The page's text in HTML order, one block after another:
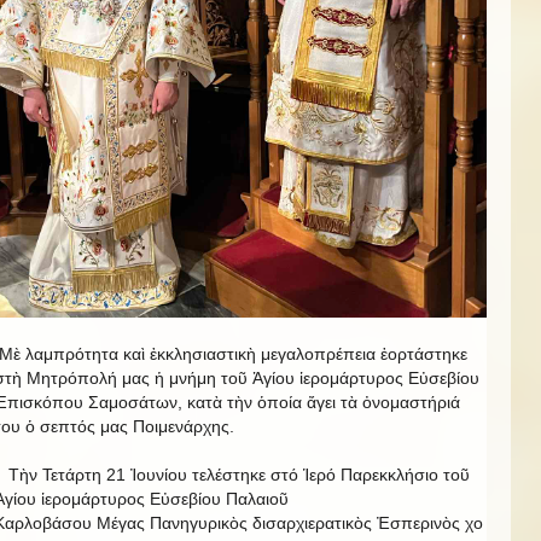
λαμπρότητα καὶ ἐκκλησιαστικὴ μεγαλοπρέπεια ἑορτάστηκε
Μητρόπολή μας ἡ μνήμη τοῦ Ἁγίου ἱερομάρτυρος Εὐσεβίου
Σαμοσάτων, κατὰ τὴν ὁποία ἄγει τὰ ὀνομαστήριά
ὁ σεπτός μας Ποιμενάρχης.
Τετάρτη 21 Ἰουνίου τελέστηκε στό Ἱερό Παρεκκλήσιο τοῦ
ἱερομάρτυρος Εὐσεβίου Παλαιοῦ
Μέγας Πανηγυρικὸς δισαρχιερατικὸς Ἐσπερινὸς χο